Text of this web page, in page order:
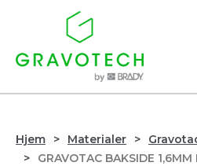
Hjem Materialer
GRAVOTAC BAKSIDE